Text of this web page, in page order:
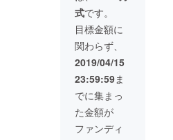
んな男
前なあ
げまニ
ストの
あなた
のため
に作り
ました
♡ 都内
かその
近郊で
（諸経
費はご
式です。
目標金額に
関わらず、
2019/04/15
23:59:59ま
でに集まっ
た金額が
ファンディ